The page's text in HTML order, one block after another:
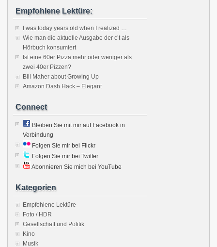
Empfohlene Lektüre:
I was today years old when I realized …
Wie man die aktuelle Ausgabe der c’t als
Hörbuch konsumiert
Ist eine 60er Pizza mehr oder weniger als
zwei 40er Pizzen?
Bill Maher about Growing Up
Amazon Dash Hack – Elegant
Connect
Bleiben Sie mit mir auf Facebook in
Verbindung
Folgen Sie mir bei Flickr
Folgen Sie mir bei Twitter
Abonnieren Sie mich bei YouTube
Kategorien
Empfohlene Lektüre
Foto / HDR
Gesellschaft und Politik
Kino
Musik